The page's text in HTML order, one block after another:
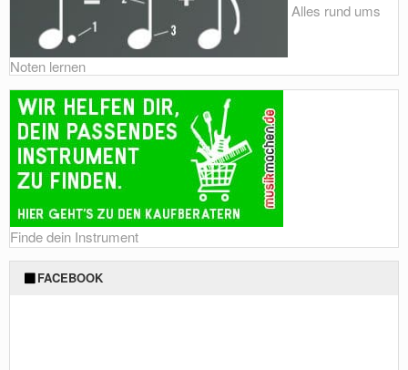
Alles rund ums
Noten lernen
Finde dein Instrument
FACEBOOK